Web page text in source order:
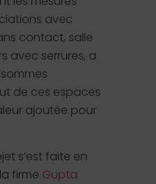
avec
contact, salle
avec serrures, a
de ces espaces
ajoutée pour
s’est faite en
firme Gupta